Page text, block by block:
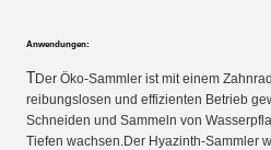
Anwendungen:
TDer Öko-Sammler ist mit einem
reibungslosen und effizienten Betrieb
Schneiden und Sammeln von
Tiefen wachsen.Der Hyazinth-Sammler